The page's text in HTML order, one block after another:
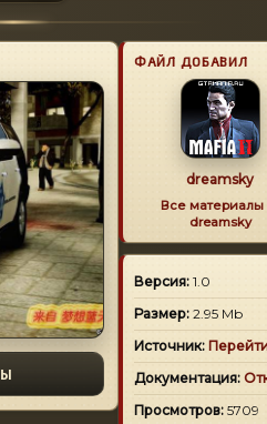
ФАЙЛ ДОБАВИЛ
dreamsky
Все материалы
dreamsky
Версия: 1.0
Размер: 2.95 Mb
Источник:
Документация:
Просмотров: 5709